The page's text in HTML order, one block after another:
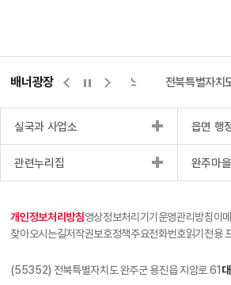
배너광장
량바로처리센터 위택스 전북특별자치
실국과 사업소 읍면 행
관련누리집 완주마
개인정보처리방침영상정보처리기기운영관리방침이
찾아오시는길저작권보호정책주요전화번호읽기전용
(55352) 전북특별자치도 완주군 용진읍 지암로 61